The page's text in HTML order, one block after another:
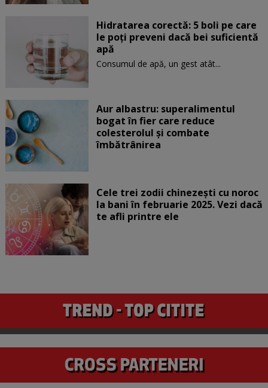
Hidratarea corectă: 5 boli pe care
le poți preveni dacă bei suficientă
apă
Consumul de apă, un gest atât...
Aur albastru: superalimentul
bogat în fier care reduce
colesterolul și combate
îmbătrânirea
Cele trei zodii chinezești cu noroc
la bani în februarie 2025. Vezi dacă
te afli printre ele